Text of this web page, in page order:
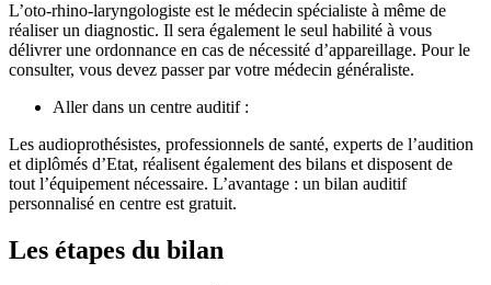
L’oto-rhino-laryngologiste est le médecin spécialiste à même de
réaliser un diagnostic. Il sera également le seul habilité à vous
délivrer une ordonnance en cas de nécessité d’appareillage. Pour le
consulter, vous devez passer par votre médecin généraliste.
Aller dans un centre auditif :
Les audioprothésistes, professionnels de santé, experts de l’audition
et diplômés d’Etat, réalisent également des bilans et disposent de
tout l’équipement nécessaire. L’avantage : un bilan auditif
personnalisé en centre est gratuit.
Les étapes du bilan